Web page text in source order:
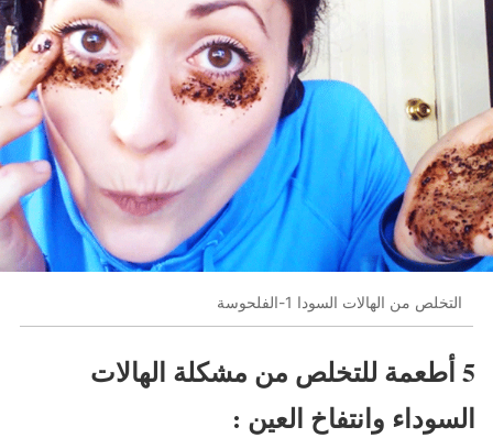
التخلص من الهالات السودا 1-الفلحوسة
5 أطعمة للتخلص من مشكلة الهالات
السوداء وانتفاخ العين :